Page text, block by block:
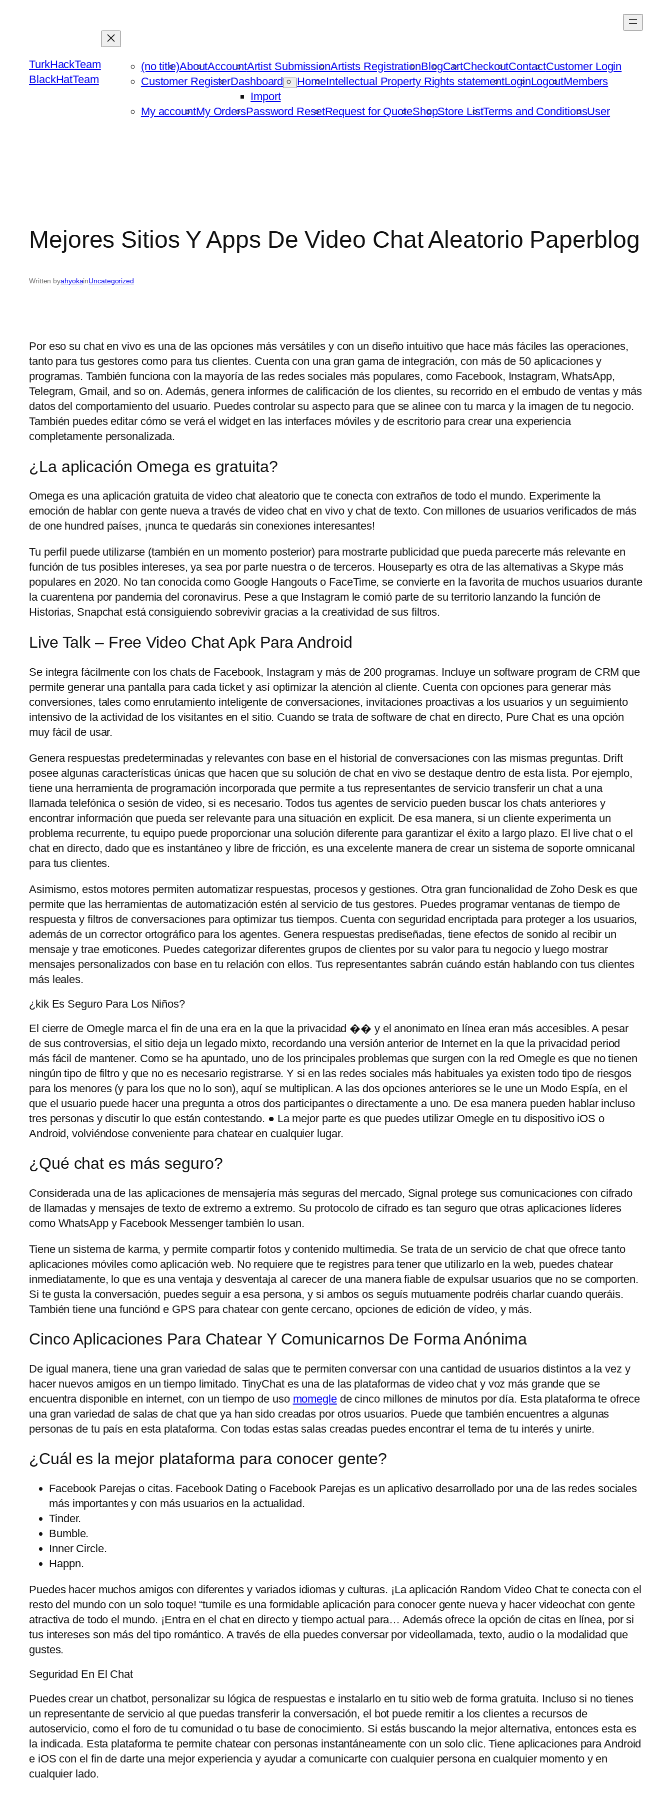
TurkHackTeam
BlackHatTeam
(no title)AboutAccountArtist SubmissionArtists RegistrationBlogCartCheckoutContactCustomer Login
Customer RegisterDashboard
Import
HomeIntellectual Property Rights statementLoginLogoutMembers
My accountMy OrdersPassword ResetRequest for QuoteShopStore ListTerms and ConditionsUser
Mejores Sitios Y Apps De Video Chat Aleatorio Paperblog
Written byahyokainUncategorized
Por eso su chat en vivo es una de las opciones más versátiles y con un diseño intuitivo que hace más fáciles las operaciones,
tanto para tus gestores como para tus clientes. Cuenta con una gran gama de integración, con más de 50 aplicaciones y
programas. También funciona con la mayoría de las redes sociales más populares, como Facebook, Instagram, WhatsApp,
Telegram, Gmail, and so on. Además, genera informes de calificación de los clientes, su recorrido en el embudo de ventas y más
datos del comportamiento del usuario. Puedes controlar su aspecto para que se alinee con tu marca y la imagen de tu negocio.
También puedes editar cómo se verá el widget en las interfaces móviles y de escritorio para crear una experiencia
completamente personalizada.
¿La aplicación Omega es gratuita?
Omega es una aplicación gratuita de video chat aleatorio que te conecta con extraños de todo el mundo. Experimente la
emoción de hablar con gente nueva a través de video chat en vivo y chat de texto. Con millones de usuarios verificados de más
de one hundred países, ¡nunca te quedarás sin conexiones interesantes!
Tu perfil puede utilizarse (también en un momento posterior) para mostrarte publicidad que pueda parecerte más relevante en
función de tus posibles intereses, ya sea por parte nuestra o de terceros. Houseparty es otra de las alternativas a Skype más
populares en 2020. No tan conocida como Google Hangouts o FaceTime, se convierte en la favorita de muchos usuarios durante
la cuarentena por pandemia del coronavirus. Pese a que Instagram le comió parte de su territorio lanzando la función de
Historias, Snapchat está consiguiendo sobrevivir gracias a la creatividad de sus filtros.
Live Talk – Free Video Chat Apk Para Android
Se integra fácilmente con los chats de Facebook, Instagram y más de 200 programas. Incluye un software program de CRM que
permite generar una pantalla para cada ticket y así optimizar la atención al cliente. Cuenta con opciones para generar más
conversiones, tales como enrutamiento inteligente de conversaciones, invitaciones proactivas a los usuarios y un seguimiento
intensivo de la actividad de los visitantes en el sitio. Cuando se trata de software de chat en directo, Pure Chat es una opción
muy fácil de usar.
Genera respuestas predeterminadas y relevantes con base en el historial de conversaciones con las mismas preguntas. Drift
posee algunas características únicas que hacen que su solución de chat en vivo se destaque dentro de esta lista. Por ejemplo,
tiene una herramienta de programación incorporada que permite a tus representantes de servicio transferir un chat a una
llamada telefónica o sesión de video, si es necesario. Todos tus agentes de servicio pueden buscar los chats anteriores y
encontrar información que pueda ser relevante para una situación en explicit. De esa manera, si un cliente experimenta un
problema recurrente, tu equipo puede proporcionar una solución diferente para garantizar el éxito a largo plazo. El live chat o el
chat en directo, dado que es instantáneo y libre de fricción, es una excelente manera de crear un sistema de soporte omnicanal
para tus clientes.
Asimismo, estos motores permiten automatizar respuestas, procesos y gestiones. Otra gran funcionalidad de Zoho Desk es que
permite que las herramientas de automatización estén al servicio de tus gestores. Puedes programar ventanas de tiempo de
respuesta y filtros de conversaciones para optimizar tus tiempos. Cuenta con seguridad encriptada para proteger a los usuarios,
además de un corrector ortográfico para los agentes. Genera respuestas prediseñadas, tiene efectos de sonido al recibir un
mensaje y trae emoticones. Puedes categorizar diferentes grupos de clientes por su valor para tu negocio y luego mostrar
mensajes personalizados con base ​​en tu relación con ellos. Tus representantes sabrán cuándo están hablando con tus clientes
más leales.
¿kik Es Seguro Para Los Niños?
El cierre de Omegle marca el fin de una era en la que la privacidad �� y el anonimato en línea eran más accesibles. A pesar
de sus controversias, el sitio deja un legado mixto, recordando una versión anterior de Internet en la que la privacidad period
más fácil de mantener. Como se ha apuntado, uno de los principales problemas que surgen con la red Omegle es que no tienen
ningún tipo de filtro y que no es necesario registrarse. Y si en las redes sociales más habituales ya existen todo tipo de riesgos
para los menores (y para los que no lo son), aquí se multiplican. A las dos opciones anteriores se le une un Modo Espía, en el
que el usuario puede hacer una pregunta a otros dos participantes o directamente a uno. De esa manera pueden hablar incluso
tres personas y discutir lo que están contestando. ● La mejor parte es que puedes utilizar Omegle en tu dispositivo iOS o
Android, volviéndose conveniente para chatear en cualquier lugar.
¿Qué chat es más seguro?
Considerada una de las aplicaciones de mensajería más seguras del mercado, Signal protege sus comunicaciones con cifrado
de llamadas y mensajes de texto de extremo a extremo. Su protocolo de cifrado es tan seguro que otras aplicaciones líderes
como WhatsApp y Facebook Messenger también lo usan.
Tiene un sistema de karma, y permite compartir fotos y contenido multimedia. Se trata de un servicio de chat que ofrece tanto
aplicaciones móviles como aplicación web. No requiere que te registres para tener que utilizarlo en la web, puedes chatear
inmediatamente, lo que es una ventaja y desventaja al carecer de una manera fiable de expulsar usuarios que no se comporten.
Si te gusta la conversación, puedes seguir a esa persona, y si ambos os seguís mutuamente podréis charlar cuando queráis.
También tiene una funciónd e GPS para chatear con gente cercano, opciones de edición de vídeo, y más.
Cinco Aplicaciones Para Chatear Y Comunicarnos De Forma Anónima
De igual manera, tiene una gran variedad de salas que te permiten conversar con una cantidad de usuarios distintos a la vez y
hacer nuevos amigos en un tiempo limitado. TinyChat es una de las plataformas de video chat y voz más grande que se
encuentra disponible en internet, con un tiempo de uso momeglede cinco millones de minutos por día. Esta plataforma te ofrece
una gran variedad de salas de chat que ya han sido creadas por otros usuarios. Puede que también encuentres a algunas
personas de tu país en esta plataforma. Con todas estas salas creadas puedes encontrar el tema de tu interés y unirte.
¿Cuál es la mejor plataforma para conocer gente?
Facebook Parejas o citas. Facebook Dating o Facebook Parejas es un aplicativo desarrollado por una de las redes sociales
más importantes y con más usuarios en la actualidad.
Tinder.
Bumble.
Inner Circle.
Happn.
Puedes hacer muchos amigos con diferentes y variados idiomas y culturas. ¡La aplicación Random Video Chat te conecta con el
resto del mundo con un solo toque! “tumile es una formidable aplicación para conocer gente nueva y hacer videochat con gente
atractiva de todo el mundo. ¡Entra en el chat en directo y tiempo actual para… Además ofrece la opción de citas en línea, por si
tus intereses son más del tipo romántico. A través de ella puedes conversar por videollamada, texto, audio o la modalidad que
gustes.
Seguridad En El Chat
Puedes crear un chatbot, personalizar su lógica de respuestas e instalarlo en tu sitio web de forma gratuita. Incluso si no tienes
un representante de servicio al que puedas transferir la conversación, el bot puede remitir a los clientes a recursos de
autoservicio, como el foro de tu comunidad o tu base de conocimiento. Si estás buscando la mejor alternativa, entonces esta es
la indicada. Esta plataforma te permite chatear con personas instantáneamente con un solo clic. Tiene aplicaciones para Android
e iOS con el fin de darte una mejor experiencia y ayudar a comunicarte con cualquier persona en cualquier momento y en
cualquier lado.